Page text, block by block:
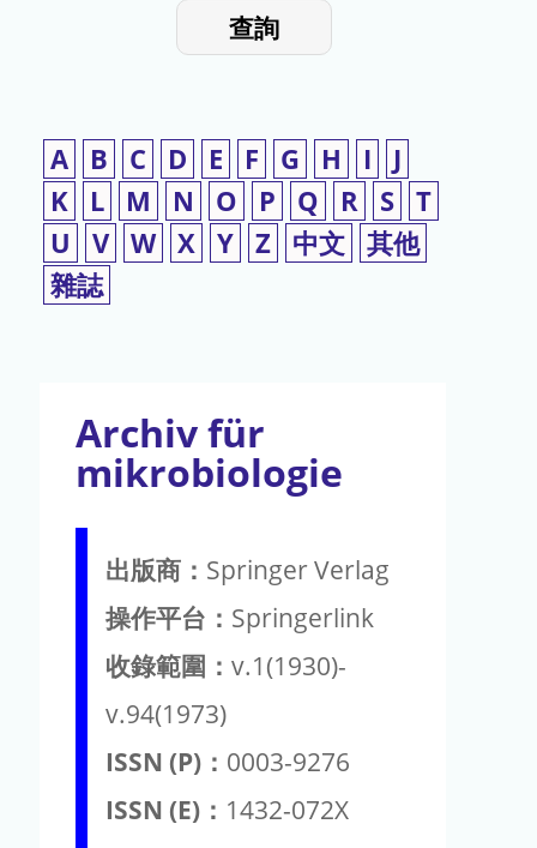
查詢
A B C D E F G H I
J
K
L M N O P Q R S T
U
V W X Y Z 中文 其他
雜誌
Archiv für
mikrobiologie
出版商： Springer Verlag
操作平台： Springerlink
收錄範圍： v.1(1930)-
v.94(1973)
ISSN (P)： 0003-9276
ISSN (E)： 1432-072X